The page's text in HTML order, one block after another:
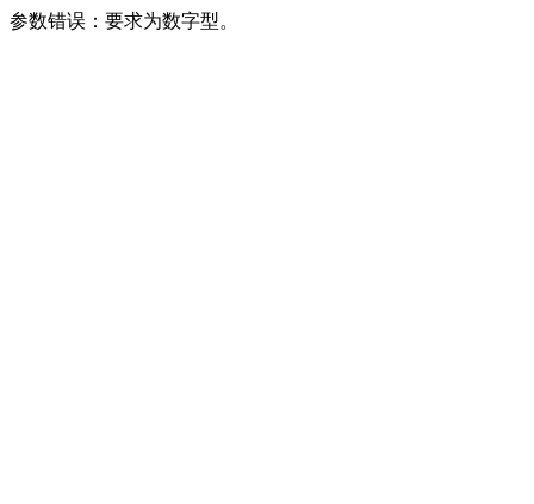
参数错误：要求为数字型。